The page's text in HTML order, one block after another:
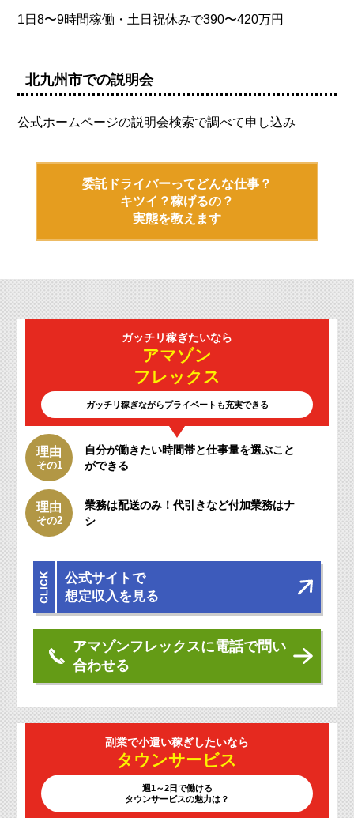
1日8〜9時間稼働・土日祝休みで390〜420万円
北九州市での説明会
公式ホームページの説明会検索で調べて申し込み
委託ドライバーってどんな仕事？
キツイ？稼げるの？
実態を教えます
ガッチリ稼ぎたいなら
アマゾン
フレックス
ガッチリ稼ぎながらプライベートも充実できる
理由
その1
自分が働きたい時間帯と仕事量を選ぶこと
ができる
理由
その2
業務は配送のみ！代引きなど付加業務はナ
シ
公式サイトで
想定収入を見る
アマゾンフレックスに電話で問い
合わせる
副業で小遣い稼ぎしたいなら
タウンサービス
週1～2日で働ける
タウンサービスの魅力は？